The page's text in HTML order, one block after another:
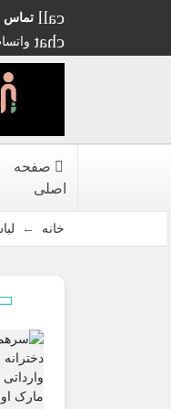
call تماس
chat
صفحه
اصلی
خانه